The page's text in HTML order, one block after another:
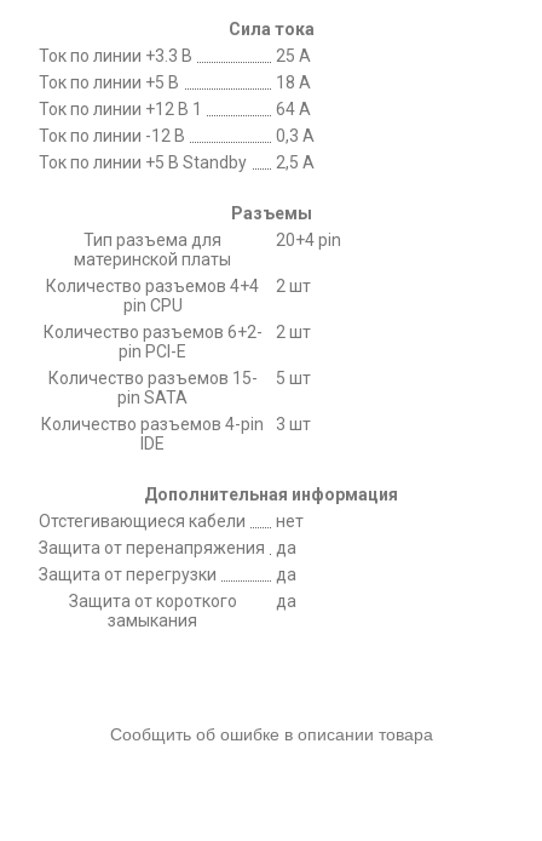
Сила тока
Ток по линии +3.3 В
25 А
Ток по линии +5 В
18 А
Ток по линии +12 В 1
64 А
Ток по линии -12 В
0,3 А
Ток по линии +5 В Standby
2,5 А
Разъемы
Тип разъема для
материнской платы
20+4 pin
Количество разъемов 4+4
pin CPU
2 шт
Количество разъемов 6+2-
pin PCI-E
2 шт
Количество разъемов 15-
pin SATA
5 шт
Количество разъемов 4-pin
IDE
3 шт
Дополнительная информация
Отстегивающиеся кабели
нет
Защита от перенапряжения
да
Защита от перегрузки
да
Защита от короткого
замыкания
да
Сообщить об ошибке в описании товара